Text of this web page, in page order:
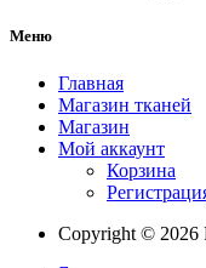
Меню
Главная
Магазин тканей
Магазин
Мой аккаунт
Корзина
Copyright © 2026